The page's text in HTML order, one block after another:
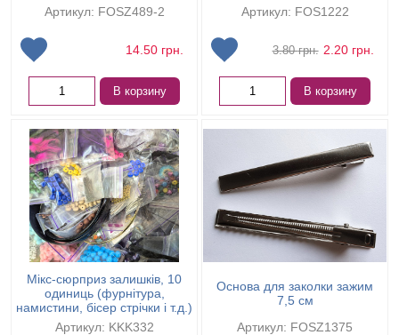
Артикул: FOSZ489-2
14.50 грн.
В корзину
Артикул: FOS1222
3.80грн. 2.20 грн.
В корзину
Мікс-сюрприз залишків, 10
одиниць (фурнітура,
намистини, бісер стрічки і т.д.)
Артикул: KKK332
Основа для заколки зажим
7,5 см
Артикул: FOSZ1375